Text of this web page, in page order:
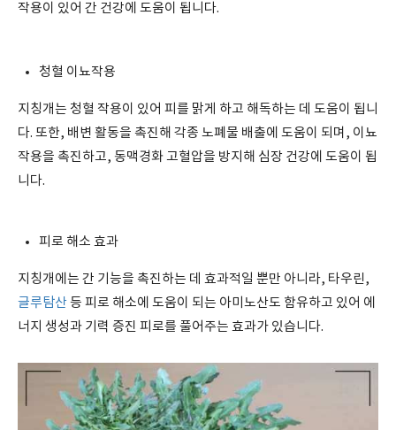
작용이 있어 간 건강에 도움이 됩니다.
청혈 이뇨작용
지칭개는 청혈 작용이 있어 피를 맑게 하고 해독하는 데 도움이 됩니
다. 또한, 배변 활동을 촉진해 각종 노폐물 배출에 도움이 되며, 이뇨
작용을 촉진하고, 동맥경화 고혈압을 방지해 심장 건강에 도움이 됩
니다.
피로 해소 효과
지칭개에는 간 기능을 촉진하는 데 효과적일 뿐만 아니라, 타우린,
글루탐산등 피로 해소에 도움이 되는 아미노산도 함유하고 있어 에
너지 생성과 기력 증진 피로를 풀어주는 효과가 있습니다.